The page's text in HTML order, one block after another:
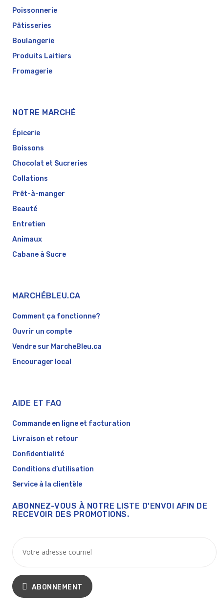
Poissonnerie
Pâtisseries
Boulangerie
Produits Laitiers
Fromagerie
NOTRE MARCHÉ
Épicerie
Boissons
Chocolat et Sucreries
Collations
Prêt-à-manger
Beauté
Entretien
Animaux
Cabane à Sucre
MARCHÉBLEU.CA
Comment ça fonctionne?
Ouvrir un compte
Vendre sur MarcheBleu.ca
Encourager local
AIDE ET FAQ
Commande en ligne et facturation
Livraison et retour
Confidentialité
Conditions d’utilisation
Service à la clientèle
ABONNEZ-VOUS À NOTRE LISTE D’ENVOI AFIN DE
RECEVOIR DES PROMOTIONS.
ABONNEMENT